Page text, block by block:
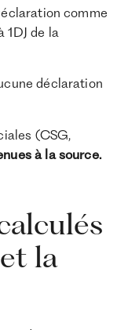
comme
1DJ de la
déclaration
(CSG,
à la source.
la